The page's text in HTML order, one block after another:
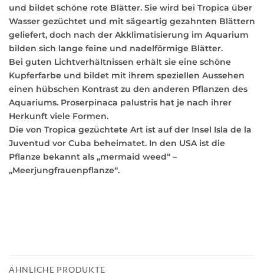
und bildet schöne rote Blätter. Sie wird bei Tropica über
Wasser gezüchtet und mit sägeartig gezahnten Blättern
geliefert, doch nach der Akklimatisierung im Aquarium
bilden sich lange feine und nadelförmige Blätter.
Bei guten Lichtverhältnissen erhält sie eine schöne
Kupferfarbe und bildet mit ihrem speziellen Aussehen
einen hübschen Kontrast zu den anderen Pflanzen des
Aquariums. Proserpinaca palustris hat je nach ihrer
Herkunft viele Formen.
Die von Tropica gezüchtete Art ist auf der Insel Isla de la
Juventud vor Cuba beheimatet. In den USA ist die
Pflanze bekannt als „mermaid weed“ –
„Meerjungfrauenpflanze“.
ÄHNLICHE PRODUKTE